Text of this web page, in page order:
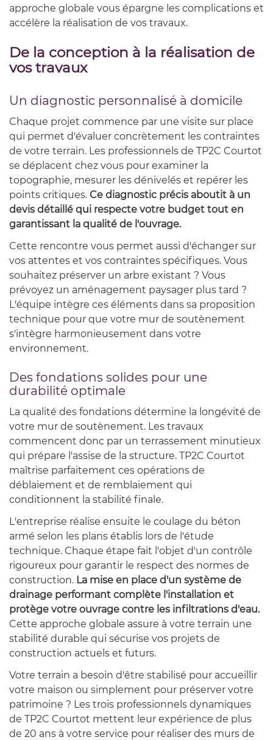
approche globale vous épargne les complications et
accélère la réalisation de vos travaux.
De la conception à la réalisation de
vos travaux
Un diagnostic personnalisé à domicile
Chaque projet commence par une visite sur place
qui permet d'évaluer concrètement les contraintes
de votre terrain. Les professionnels de TP2C Courtot
se déplacent chez vous pour examiner la
topographie, mesurer les dénivelés et repérer les
points critiques. Ce diagnostic précis aboutit à un
devis détaillé qui respecte votre budget tout en
garantissant la qualité de l'ouvrage.
Cette rencontre vous permet aussi d'échanger sur
vos attentes et vos contraintes spécifiques. Vous
souhaitez préserver un arbre existant ? Vous
prévoyez un aménagement paysager plus tard ?
L'équipe intègre ces éléments dans sa proposition
technique pour que votre mur de soutènement
s'intègre harmonieusement dans votre
environnement.
Des fondations solides pour une
durabilité optimale
La qualité des fondations détermine la longévité de
votre mur de soutènement. Les travaux
commencent donc par un terrassement minutieux
qui prépare l'assise de la structure. TP2C Courtot
maîtrise parfaitement ces opérations de
déblaiement et de remblaiement qui
conditionnent la stabilité finale.
L'entreprise réalise ensuite le coulage du béton
armé selon les plans établis lors de l'étude
technique. Chaque étape fait l'objet d'un contrôle
rigoureux pour garantir le respect des normes de
construction. La mise en place d'un système de
drainage performant complète l'installation et
protège votre ouvrage contre les infiltrations d'eau.
Cette approche globale assure à votre terrain une
stabilité durable qui sécurise vos projets de
construction actuels et futurs.
Votre terrain a besoin d'être stabilisé pour accueillir
votre maison ou simplement pour préserver votre
patrimoine ? Les trois professionnels dynamiques
de TP2C Courtot mettent leur expérience de plus
de 20 ans à votre service pour réaliser des murs de